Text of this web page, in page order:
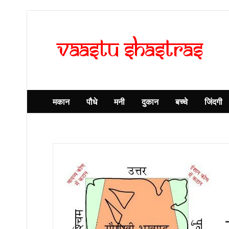
मकान पौधे मनी दुकान बच्चे जिंदगी